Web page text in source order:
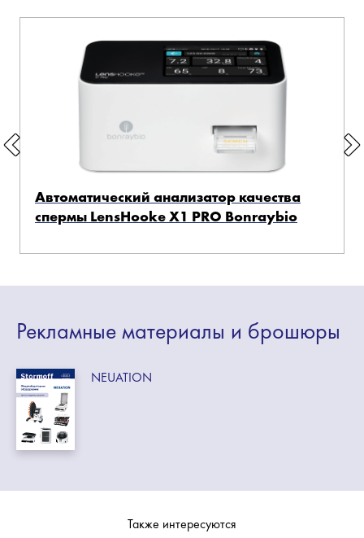
Автоматический анализатор качества
спермы LensHooke X1 PRO Bonraybio
Рекламные материалы и брошюры
NEUATION
Также интересуются